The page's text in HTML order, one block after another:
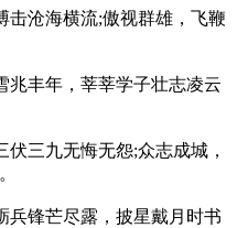
击沧海横流;傲视群雄，飞鞭
兆丰年，莘莘学子壮志凌云
三九无悔无怨;众志成城，
兵锋芒尽露，披星戴月时书